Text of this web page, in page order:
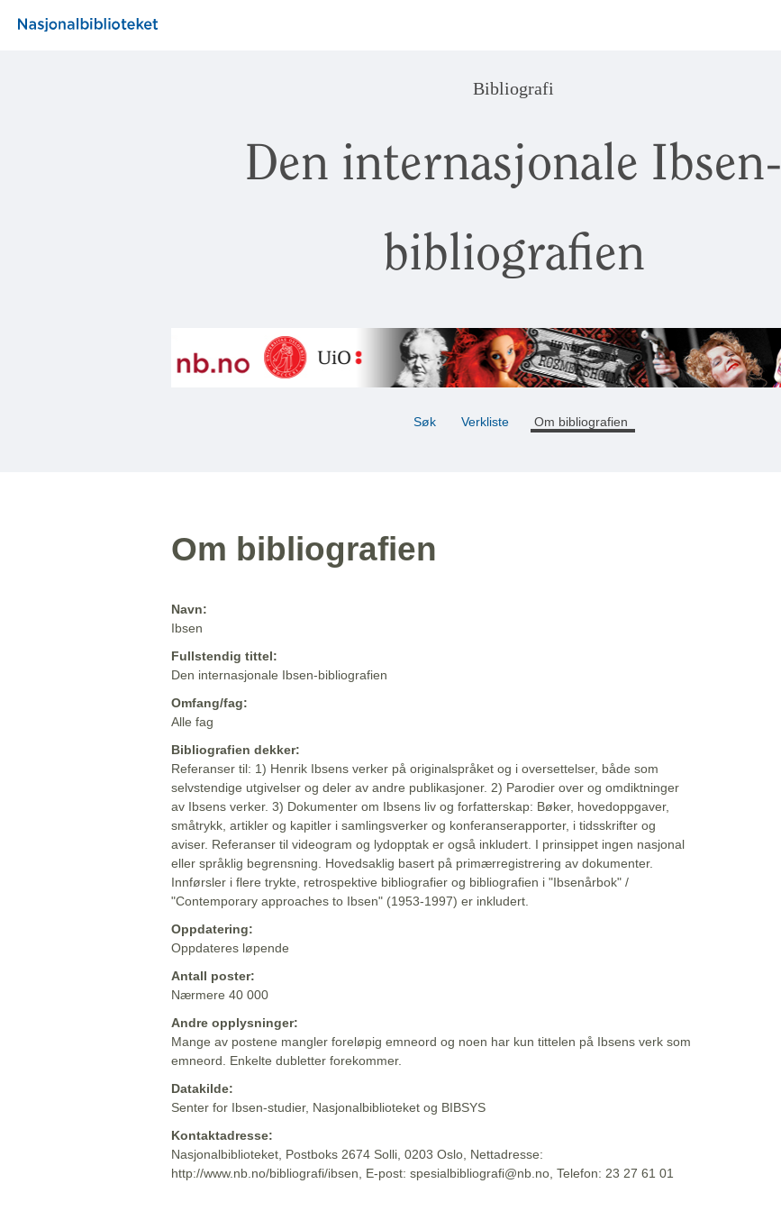
Bibliografi
Den internasjonale Ibsen-
bibliografien
Søk Verkliste Om bibliografien
Om bibliografien
Navn:
Ibsen
Fullstendig tittel:
Den internasjonale Ibsen-bibliografien
Omfang/fag:
Alle fag
Bibliografien dekker:
Referanser til: 1) Henrik Ibsens verker på originalspråket og i oversettelser, både som
selvstendige utgivelser og deler av andre publikasjoner. 2) Parodier over og omdiktninger
av Ibsens verker. 3) Dokumenter om Ibsens liv og forfatterskap: Bøker, hovedoppgaver,
småtrykk, artikler og kapitler i samlingsverker og konferanserapporter, i tidsskrifter og
aviser. Referanser til videogram og lydopptak er også inkludert. I prinsippet ingen nasjonal
eller språklig begrensning. Hovedsaklig basert på primærregistrering av dokumenter.
Innførsler i flere trykte, retrospektive bibliografier og bibliografien i "Ibsenårbok" /
"Contemporary approaches to Ibsen" (1953-1997) er inkludert.
Oppdatering:
Oppdateres løpende
Antall poster:
Nærmere 40 000
Andre opplysninger:
Mange av postene mangler foreløpig emneord og noen har kun tittelen på Ibsens verk som
emneord. Enkelte dubletter forekommer.
Datakilde:
Senter for Ibsen-studier, Nasjonalbiblioteket og BIBSYS
Kontaktadresse:
Nasjonalbiblioteket, Postboks 2674 Solli, 0203 Oslo, Nettadresse:
http://www.nb.no/bibliografi/ibsen, E-post: spesialbibliografi@nb.no, Telefon: 23 27 61 01